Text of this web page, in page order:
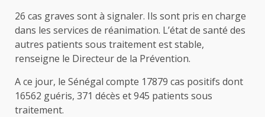
26 cas graves sont à signaler. Ils sont pris en charge
dans les services de réanimation. L’état de santé des
autres patients sous traitement est stable,
renseigne le Directeur de la Prévention.
A ce jour, le Sénégal compte 17879 cas positifs dont
16562 guéris, 371 décès et 945 patients sous
traitement.